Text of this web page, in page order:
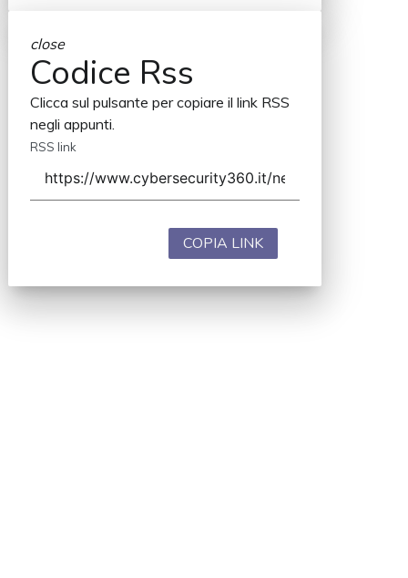
close
Codice Rss
Clicca sul pulsante per copiare il link RSS
negli appunti.
RSS link
COPIA LINK